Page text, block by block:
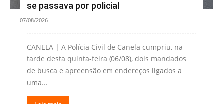
se passava por policial
07/08/2026
CANELA | A Polícia Civil de Canela cumpriu, na
tarde desta quinta-feira (06/08), dois mandados
de busca e apreensão em endereços ligados a
uma...